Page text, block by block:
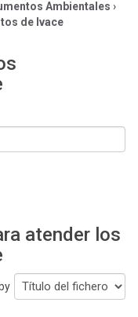
Ambientales ›
de Ivace
atender los